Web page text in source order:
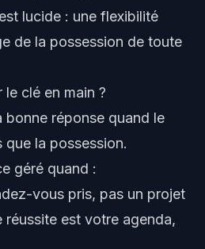
lucide : une flexibilité
de la possession de toute
clé en main ?
bonne réponse quand le
la possession.
géré quand :
vous pris, pas un projet
est votre agenda,